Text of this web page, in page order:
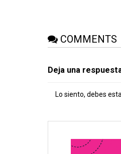
COMMENTS
Deja una
Lo siento, debes